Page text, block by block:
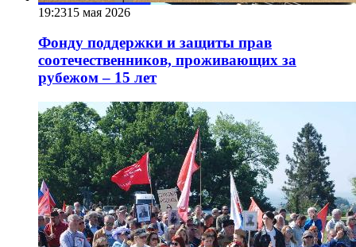
19:2315 мая 2026
Фонду поддержки и защиты прав
соотечественников, проживающих за
рубежом – 15 лет